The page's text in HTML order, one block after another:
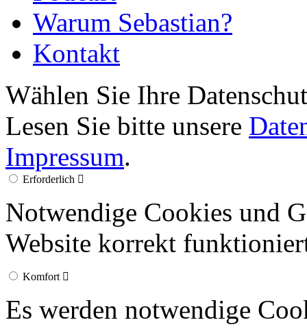
Warum Sebastian?
Kontakt
Wählen Sie Ihre
Lesen Sie bitte unsere
Impressum.
Erforderlich
Notwendige Cookies und
Website korrekt
Komfort
Es werden notwendige